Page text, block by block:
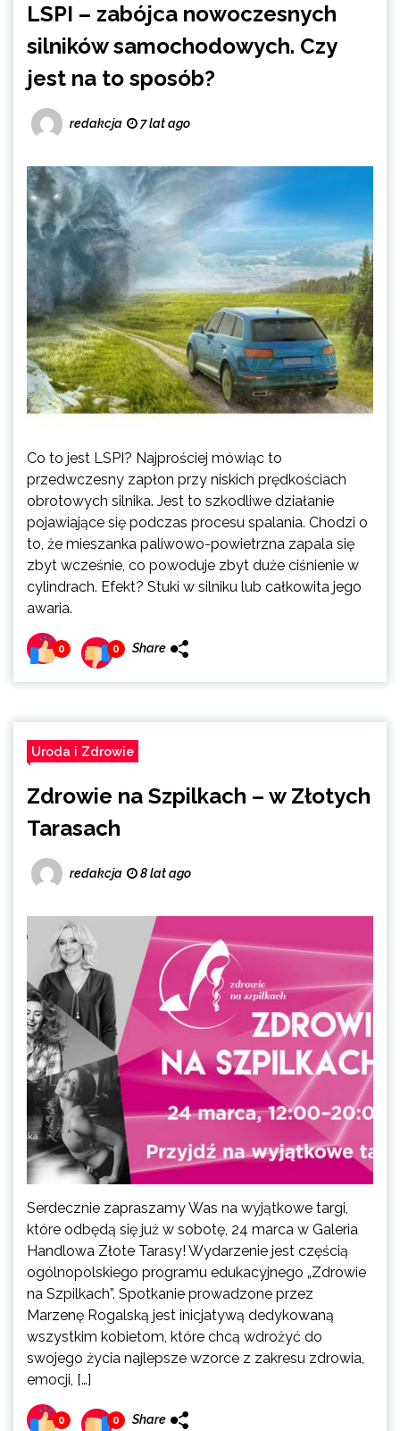
LSPI – zabójca nowoczesnych
silników samochodowych. Czy
jest na to sposób?
redakcja 7 lat ago
Co to jest LSPI? Najprościej mówiąc to
przedwczesny zapłon przy niskich prędkościach
obrotowych silnika. Jest to szkodliwe działanie
pojawiające się podczas procesu spalania. Chodzi o
to, że mieszanka paliwowo-powietrzna zapala się
zbyt wcześnie, co powoduje zbyt duże ciśnienie w
cylindrach. Efekt? Stuki w silniku lub całkowita jego
awaria.
0 0 Share
Uroda i Zdrowie
Zdrowie na Szpilkach – w Złotych
Tarasach
redakcja 8 lat ago
Serdecznie zapraszamy Was na wyjątkowe targi,
które odbędą się już w sobotę, 24 marca w Galeria
Handlowa Złote Tarasy! Wydarzenie jest częścią
ogólnopolskiego programu edukacyjnego „Zdrowie
na Szpilkach”. Spotkanie prowadzone przez
Marzenę Rogalską jest inicjatywą dedykowaną
wszystkim kobietom, które chcą wdrożyć do
swojego życia najlepsze wzorce z zakresu zdrowia,
emocji, […]
0 0 Share